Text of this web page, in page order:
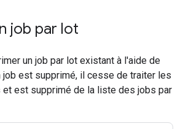
job par lot
un job par lot existant à l'aide de
job est supprimé, il cesse de traiter les
est supprimé de la liste des jobs par